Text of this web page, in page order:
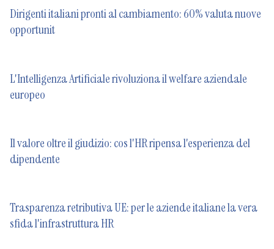
Dirigenti italiani pronti al cambiamento: 60% valuta nuove
opportunit
L'Intelligenza Artificiale rivoluziona il welfare aziendale
europeo
Il valore oltre il giudizio: cos l'HR ripensa l'esperienza del
dipendente
Trasparenza retributiva UE: per le aziende italiane la vera
sfida l'infrastruttura HR